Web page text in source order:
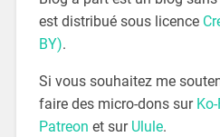
est distribué sous licence
BY).
Si vous souhaitez me
faire des micro-dons sur
Patreon et sur Ulule.